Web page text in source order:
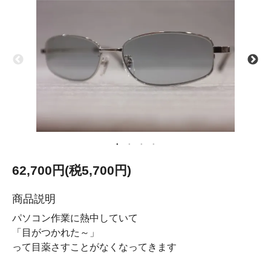
62,700円(税5,700円)
商品説明
パソコン作業に熱中していて
「目がつかれた～」
って目薬さすことがなくなってきます